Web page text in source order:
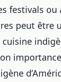
festivals ou
peut être